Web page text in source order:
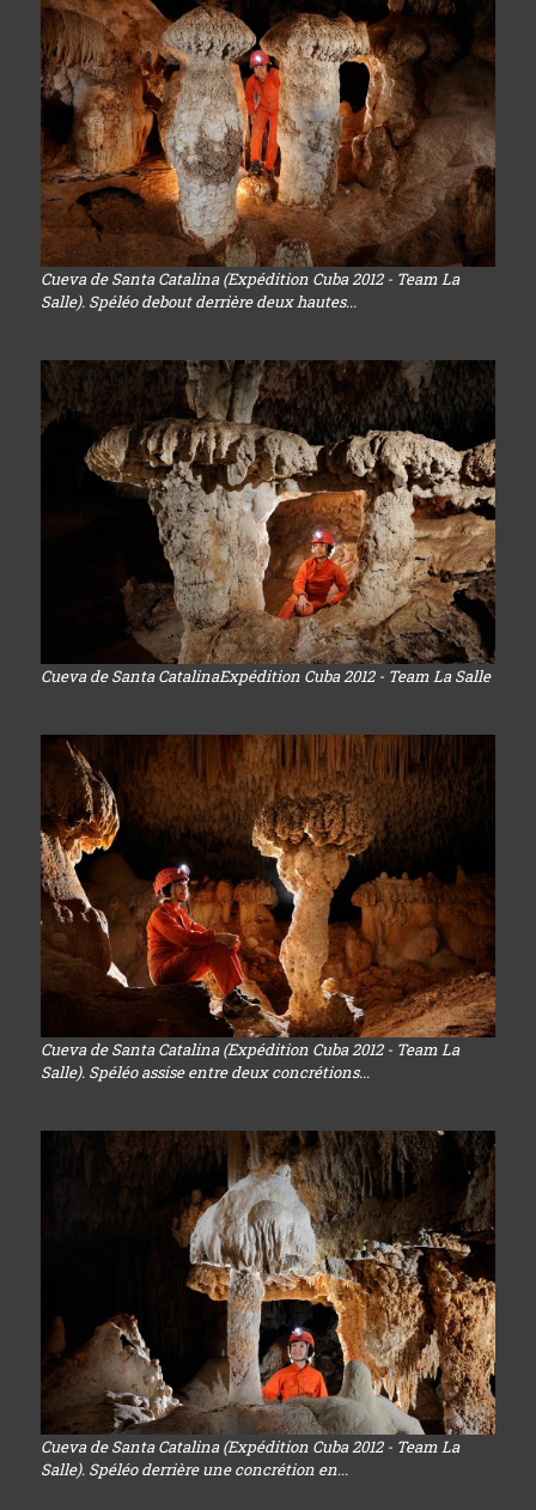
Cueva de Santa Catalina (Expédition Cuba 2012 - Team La
Salle). Spéléo debout derrière deux hautes...
Cueva de Santa CatalinaExpédition Cuba 2012 - Team La Salle
Cueva de Santa Catalina (Expédition Cuba 2012 - Team La
Salle). Spéléo assise entre deux concrétions...
Cueva de Santa Catalina (Expédition Cuba 2012 - Team La
Salle). Spéléo derrière une concrétion en...